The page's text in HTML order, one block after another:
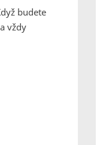
budete
vždy